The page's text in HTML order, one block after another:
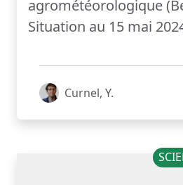
agrométéorologique
Situation au 15 mai
Curnel, Y.